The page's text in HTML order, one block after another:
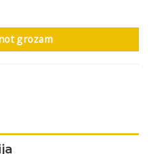
daudzums
grozam